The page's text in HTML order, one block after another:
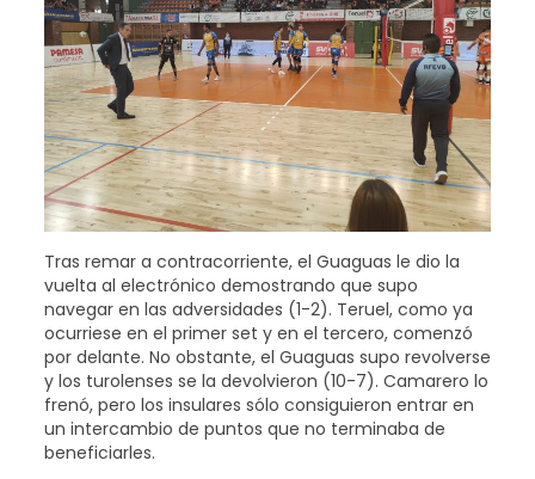
Tras remar a contracorriente, el Guaguas le dio la
vuelta al electrónico demostrando que supo
navegar en las adversidades (1-2). Teruel, como ya
ocurriese en el primer set y en el tercero, comenzó
por delante. No obstante, el Guaguas supo revolverse
y los turolenses se la devolvieron (10-7). Camarero lo
frenó, pero los insulares sólo consiguieron entrar en
un intercambio de puntos que no terminaba de
beneficiarles.